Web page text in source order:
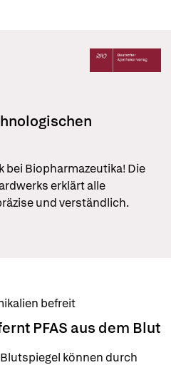
bei Biopharmazeutika! Die
erklärt alle
und verständlich.
PFAS aus dem Blut
können durch
befreit